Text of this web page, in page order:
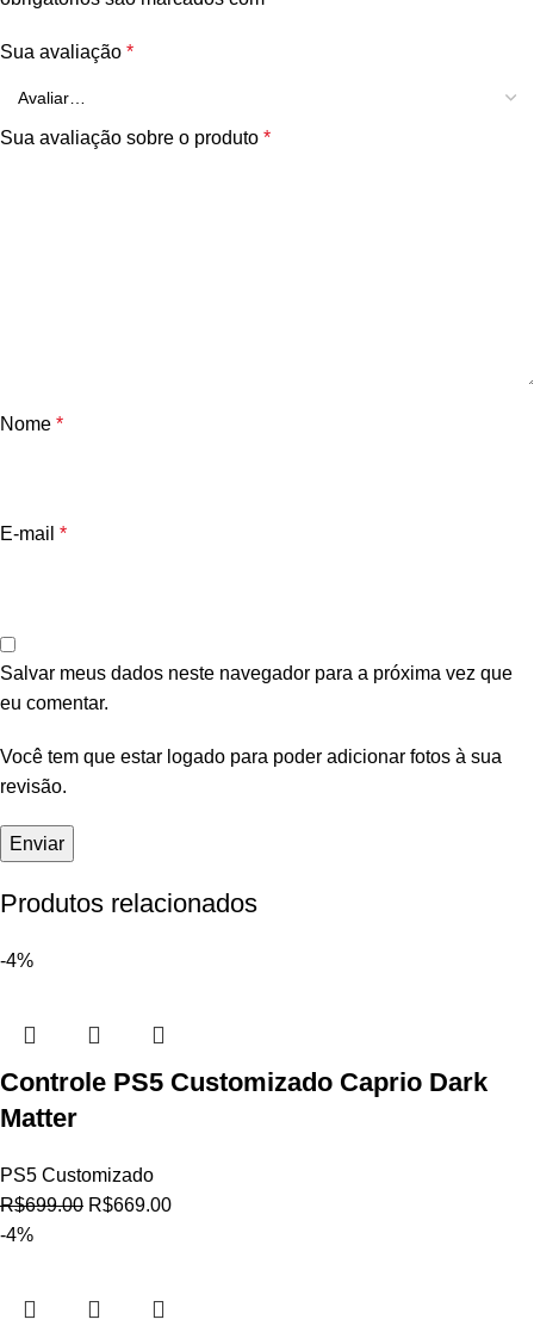
Sua avaliação *
Sua avaliação sobre o produto *
Nome *
E-mail *
Salvar meus dados neste navegador para a próxima vez que
eu comentar.
Você tem que estar logado para poder adicionar fotos à sua
revisão.
Produtos relacionados
-4%
Controle PS5 Customizado Caprio Dark
Matter
PS5 Customizado
R$699.00 R$669.00
-4%